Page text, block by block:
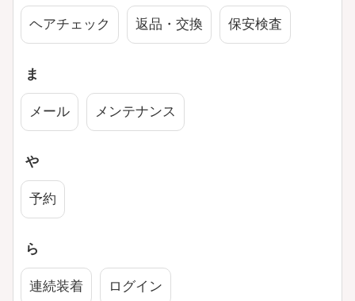
ヘアチェック 返品・交換 保安検査
ま
メール メンテナンス
や
予約
ら
連続装着 ログイン